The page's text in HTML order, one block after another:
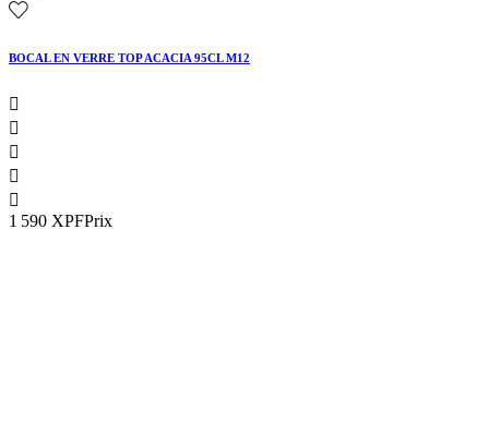
BOCAL EN VERRE TOP ACACIA 95CL M12





1 590 XPFPrix